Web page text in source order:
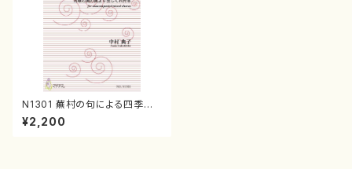
N1301 蕪村の句による四季の
うた（混声合唱/中村典子/楽譜）
¥2,200